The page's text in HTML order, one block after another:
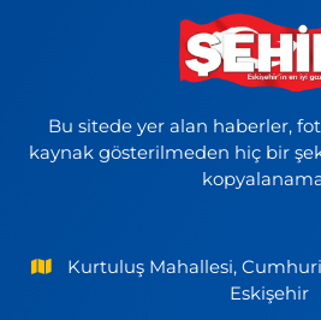
Bu sitede yer alan haberler,
kaynak gösterilmeden hiç bir
Kurtuluş Mahallesi,
Eskişehir